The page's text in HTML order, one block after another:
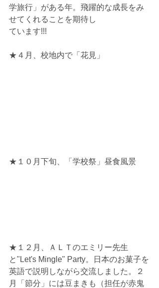
学旅行」がある年。飛躍的な成長をみ
せてくれることを期待し
ています!!!
★４月、校地内で「花見」
★１０月下旬、「学校祭」昼食風景
★１２月、ＡＬＴのエミリー先生
と"Let's Mingle" Party。日本のお菓子を
英語で説明しながら交流しました。２
月「節分」には豆まきも（担任が赤鬼